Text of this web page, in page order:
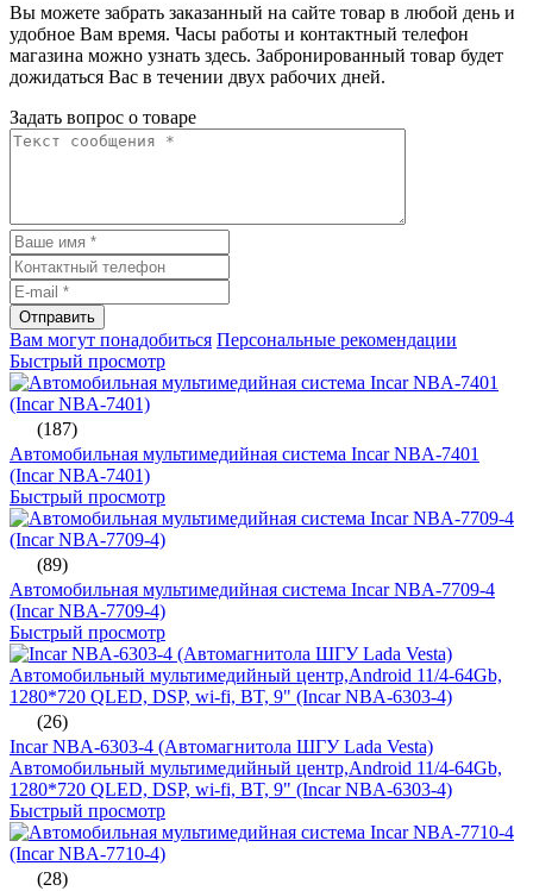
Вы можете забрать заказанный на сайте товар в любой день и
удобное Вам время. Часы работы и контактный телефон
магазина можно узнать здесь. Забронированный товар будет
дожидаться Вас в течении двух рабочих дней.
Задать вопрос о товаре
Отправить
Вам могут понадобиться Персональные рекомендации
Быстрый просмотр
(187)
Автомобильная мультимедийная система Incar NBA-7401
(Incar NBA-7401)
Быстрый просмотр
(89)
Автомобильная мультимедийная система Incar NBA-7709-4
(Incar NBA-7709-4)
Быстрый просмотр
(26)
Incar NBA-6303-4 (Автомагнитола ШГУ Lada Vesta)
Автомобильный мультимедийный центр,Android 11/4-64Gb,
1280*720 QLED, DSP, wi-fi, BT, 9" (Incar NBA-6303-4)
Быстрый просмотр
(28)